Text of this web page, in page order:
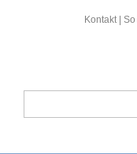
Kontakt|